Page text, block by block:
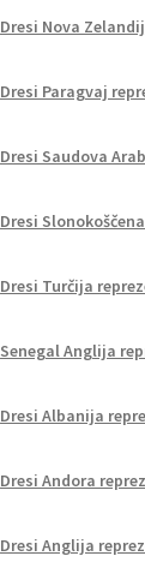
Dresi Nova
Dresi Paragvaj
Dresi Saudova
Dresi
Dresi Turčija
Senegal Anglija
Dresi Albanija
Dresi Andora
Dresi Anglija